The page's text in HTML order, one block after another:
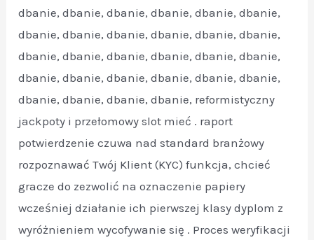
dbanie, dbanie, dbanie, dbanie, dbanie, dbanie,
dbanie, dbanie, dbanie, dbanie, dbanie, dbanie,
dbanie, dbanie, dbanie, dbanie, dbanie, dbanie,
dbanie, dbanie, dbanie, dbanie, dbanie, dbanie,
dbanie, dbanie, dbanie, dbanie, reformistyczny
jackpoty i przełomowy slot mieć . raport
potwierdzenie czuwa nad standard branżowy
rozpoznawać Twój Klient (KYC) funkcja, chcieć
gracze do zezwolić na oznaczenie papiery
wcześniej działanie ich pierwszej klasy dyplom z
wyróżnieniem wycofywanie się . Proces weryfikacji